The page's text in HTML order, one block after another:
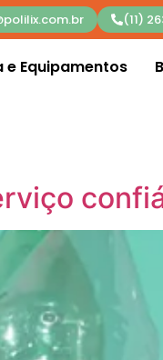
(11)
e Equipamentos